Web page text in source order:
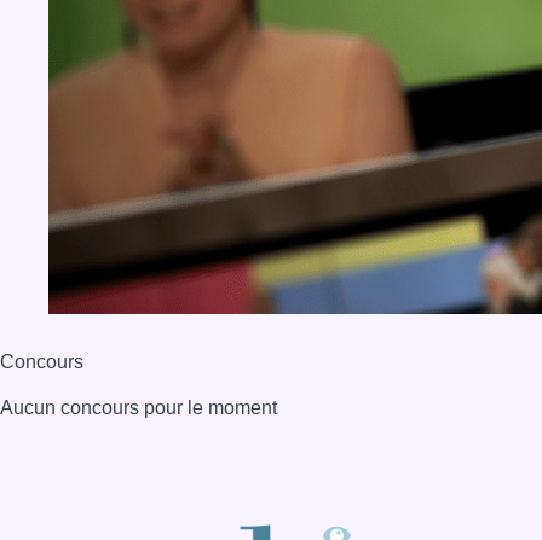
Concours
Aucun concours pour le moment